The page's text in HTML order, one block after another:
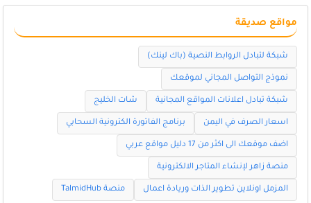
مواقع صديقة
شبكة لتبادل الروابط النصية (باك لينك)
نموذج التواصل المجاني لموقعك
شبكة تبادل اعلانات المواقع المجانية شات الخليج
اسعار الصرف في اليمن برنامج الفاتورة الكترونية السحابي
اضف موقعك الى اكثر من 17 دليل مواقع عربي
منصة زاهر لإنشاء المتاجر الالكترونية
المزمل اونلاين تطوير الذات وريادة اعمال منصة TalmidHub